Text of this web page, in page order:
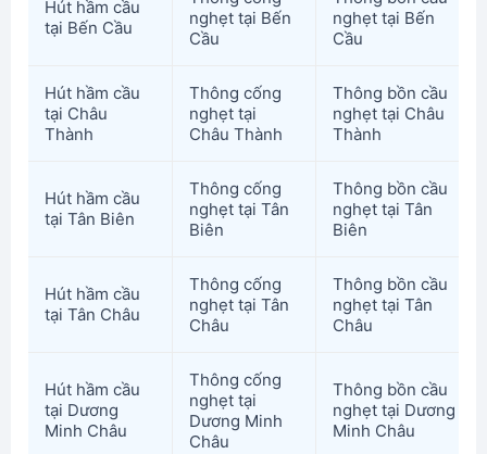
Hút hầm cầu
tại Bến Cầu
nghẹt tại Bến
Cầu
nghẹt tại Bến
Cầu
Hút hầm cầu
tại Châu
Thành
Thông cống
nghẹt tại
Châu Thành
Thông bồn cầu
nghẹt tại Châu
Thành
Hút hầm cầu
tại Tân Biên
Thông cống
nghẹt tại Tân
Biên
Thông bồn cầu
nghẹt tại Tân
Biên
Hút hầm cầu
tại Tân Châu
Thông cống
nghẹt tại Tân
Châu
Thông bồn cầu
nghẹt tại Tân
Châu
Hút hầm cầu
tại Dương
Minh Châu
Thông cống
nghẹt tại
Dương Minh
Châu
Thông bồn cầu
nghẹt tại Dương
Minh Châu